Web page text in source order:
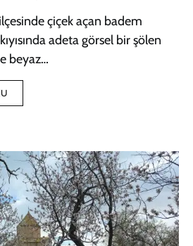
çiçek açan badem
adeta görsel bir şölen
beyaz…